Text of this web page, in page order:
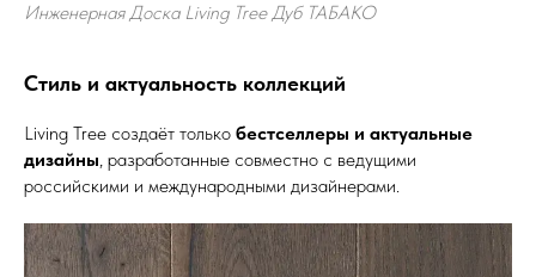
Инженерная Доска Living Tree Дуб ТАБАКО
Стиль и актуальность коллекций
Living Tree создаёт только бестселлеры и актуальные
дизайны, разработанные совместно с ведущими
российскими и международными дизайнерами.